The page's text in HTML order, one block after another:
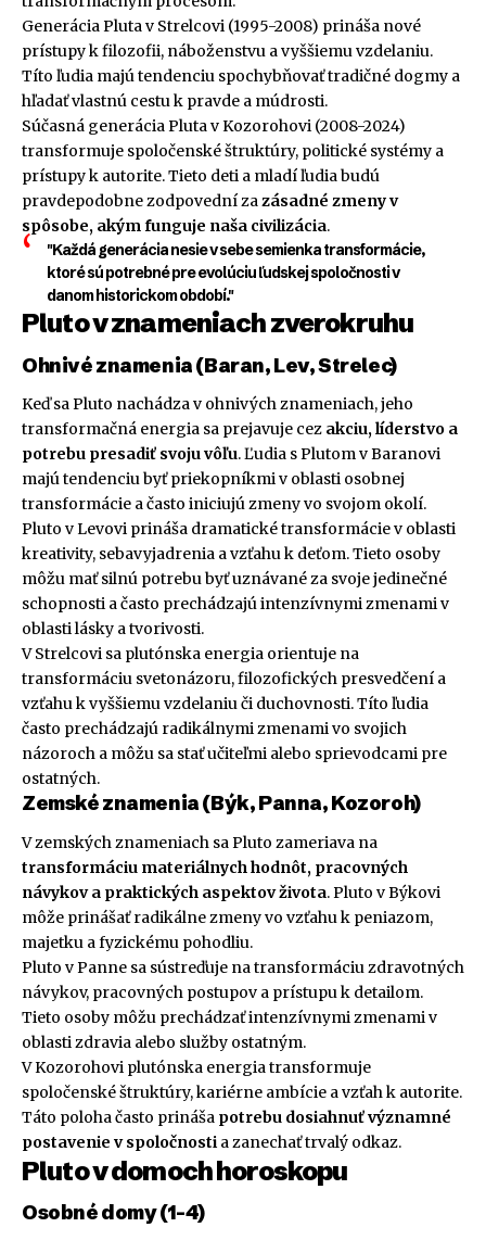
Generácia Pluta v Strelcovi (1995-2008) prináša nové
prístupy k filozofii, náboženstvu a vyššiemu vzdelaniu.
Títo ľudia majú tendenciu spochybňovať tradičné dogmy a
hľadať vlastnú cestu k pravde a múdrosti.
Súčasná generácia Pluta v Kozorohovi (2008-2024)
transformuje spoločenské štruktúry, politické systémy a
prístupy k autorite. Tieto deti a mladí ľudia budú
pravdepodobne zodpovední zazásadné zmeny v
spôsobe, akým funguje naša civilizácia.
"Každá generácia nesie v sebe semienka transformácie,
ktoré sú potrebné pre evolúciu ľudskej spoločnosti v
danom historickom období."
Pluto v znameniach zverokruhu
Ohnivé znamenia (Baran, Lev, Strelec)
Keď sa Pluto nachádza v ohnivých znameniach, jeho
transformačná energia sa prejavuje cez akciu, líderstvo a
potrebu presadiť svoju vôľu. Ľudia s Plutom v Baranovi
majú tendenciu byť priekopníkmi v oblasti osobnej
transformácie a často iniciujú zmeny vo svojom okolí.
Pluto v Levovi prináša dramatické transformácie v oblasti
kreativity, sebavyjadrenia a vzťahu k deťom. Tieto osoby
môžu mať silnú potrebu byť uznávané za svoje jedinečné
schopnosti a často prechádzajú intenzívnymi zmenami v
oblasti lásky a tvorivosti.
V Strelcovi sa plutónska energia orientuje na
transformáciu svetonázoru, filozofických presvedčení a
vzťahu k vyššiemu vzdelaniu či duchovnosti. Títo ľudia
často prechádzajú radikálnymi zmenami vo svojich
názoroch a môžu sa stať učiteľmi alebo sprievodcami pre
ostatných.
Zemské znamenia (Býk, Panna, Kozoroh)
V zemských znameniach sa Pluto zameriava na
transformáciu materiálnych hodnôt, pracovných
návykov a praktických aspektov života. Pluto v Býkovi
môže prinášať radikálne zmeny vo vzťahu k peniazom,
majetku a fyzickému pohodliu.
Pluto v Panne sa sústreďuje na transformáciu zdravotných
návykov, pracovných postupov a prístupu k detailom.
Tieto osoby môžu prechádzať intenzívnymi zmenami v
oblasti zdravia alebo služby ostatným.
V Kozorohovi plutónska energia transformuje
spoločenské štruktúry, kariérne ambície a vzťah k autorite.
Táto poloha často prináša potrebu dosiahnuť významné
postavenie v spoločnosti a zanechať trvalý odkaz.
Pluto v domoch horoskopu
Osobné domy (1-4)